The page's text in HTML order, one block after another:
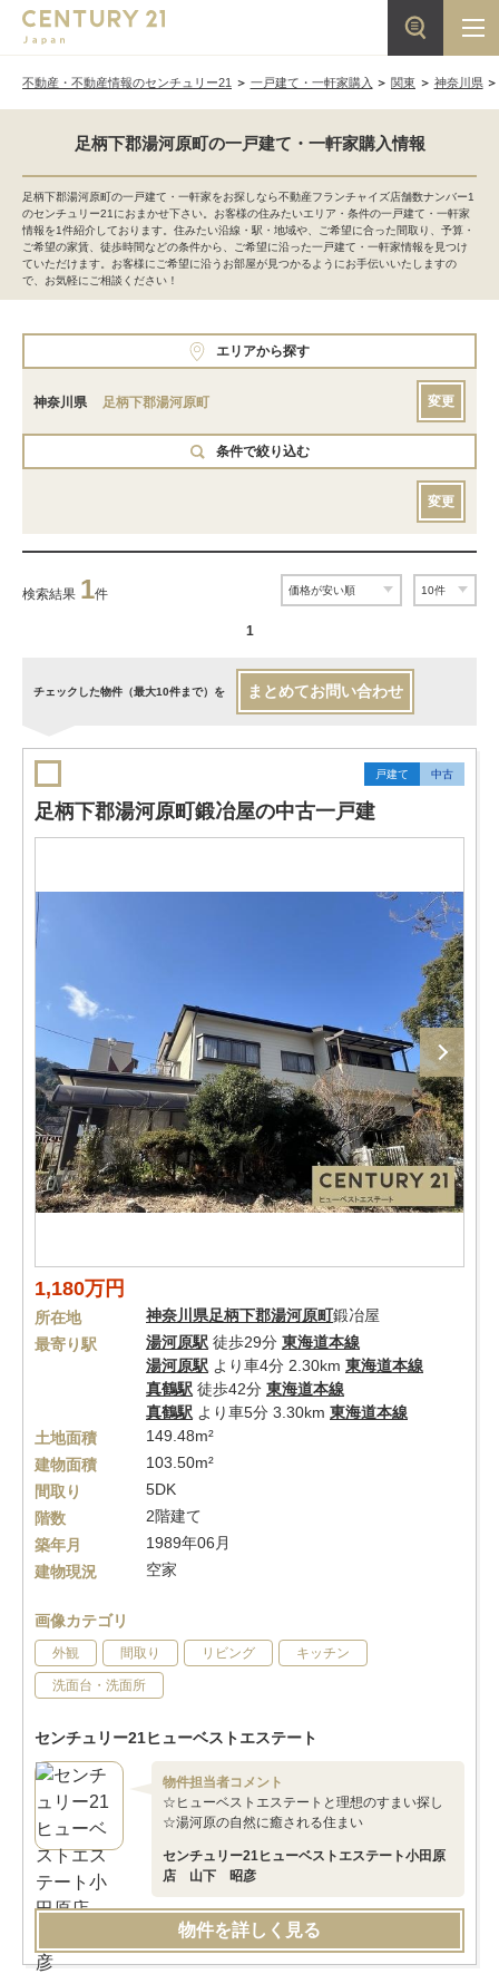
不動産・不動産情報のセンチュリー21 一戸建て・一軒家購入 関東 神奈川県
足柄下郡湯河原町の一戸建て・一軒家購入情報
足柄下郡湯河原町の一戸建て・一軒家をお探しなら不動産フランチャイズ店舗数ナンバー1
のセンチュリー21におまかせ下さい。お客様の住みたいエリア・条件の一戸建て・一軒家
情報を1件紹介しております。住みたい沿線・駅・地域や、ご希望に合った間取り、予算・
ご希望の家賃、徒歩時間などの条件から、ご希望に沿った一戸建て・一軒家情報を見つけ
ていただけます。お客様にご希望に沿うお部屋が見つかるようにお手伝いいたしますの
で、お気軽にご相談ください！
エリアから探す
神奈川県 足柄下郡湯河原町 変更
条件で絞り込む
変更
検索結果 1件
1
チェックした物件（最大10件まで）を まとめてお問い合わせ
戸建て 中古
足柄下郡湯河原町鍛冶屋の中古一戸建
1,180万円
所在地 神奈川県足柄下郡湯河原町鍛冶屋
最寄り駅
湯河原駅 徒歩29分 東海道本線
湯河原駅 より車4分 2.30km 東海道本線
真鶴駅 徒歩42分 東海道本線
真鶴駅 より車5分 3.30km 東海道本線
土地面積
149.48m²
建物面積
103.50m²
間取り
5DK
階数
2階建て
築年月
1989年06月
建物現況
空家
画像カテゴリ
外観 間取り リビング キッチン
洗面台・洗面所
センチュリー21ヒューベストエステート
物件担当者コメント
☆ヒューベストエステートと理想のすまい探し
☆湯河原の自然に癒される住まい
センチュリー21ヒューベストエステート小田原
店 山下 昭彦
物件を詳しく見る